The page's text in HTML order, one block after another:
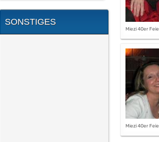
SONSTIGES
Miezi 40er
Miezi 40er